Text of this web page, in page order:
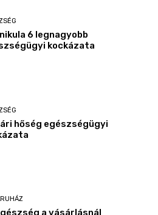
6 legnagyobb
kockázata
hőség egészségügyi
a vásárlásnál